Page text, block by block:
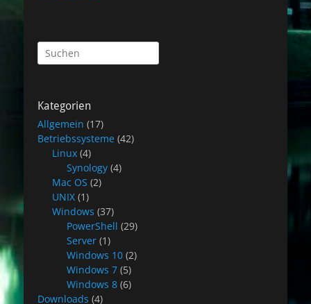
Suchen
nach:
Kategorien
Allgemein (17)
Betriebssysteme (42)
Linux (4)
Synology (4)
Mac OS (2)
UNIX (1)
Windows (37)
PowerShell (29)
Server (1)
Windows 10 (2)
Windows 7 (5)
Windows 8 (6)
Downloads (4)